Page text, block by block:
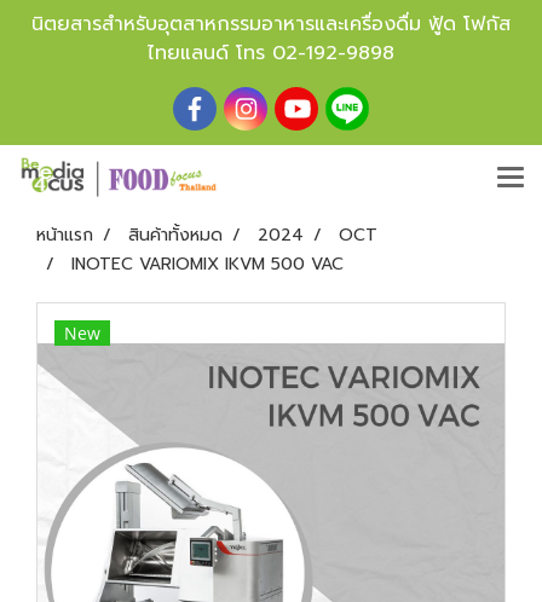
นิตยสารสำหรับอุตสาหกรรมอาหารและเครื่องดื่ม ฟู้ด โฟกัส
ไทยแลนด์ โทร 02-192-9898
หน้าแรก สินค้าทั้งหมด 2024
OCT
INOTEC VARIOMIX IKVM 500 VAC
New